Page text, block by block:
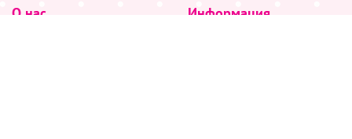
О нас Информация